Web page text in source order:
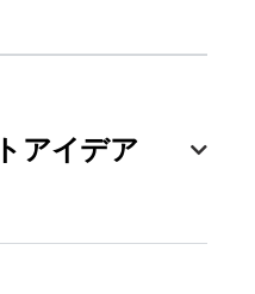
てもらいます。
嗜好に関するアン
す。
アイデア